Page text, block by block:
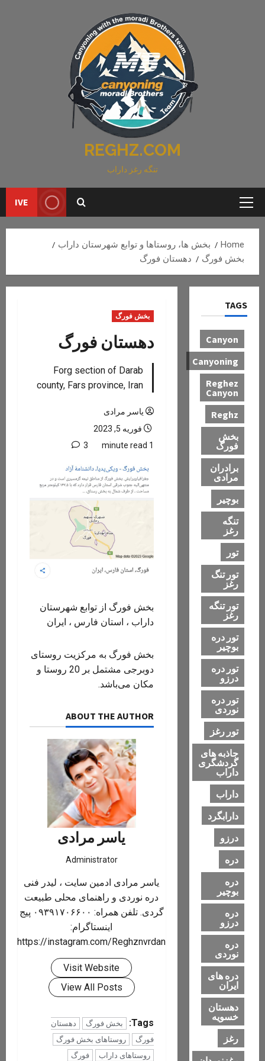
REGHZ.COM
تنگه رغز داراب
Primary
IVE
Home
بخش ها، روستاها و توابع شهرستان داراب
بخش فورگ
دهستان فورگ
بخش فورگ
دهستان فورگ
Forg section of Darab
county, Fars province, Iran
یاسر مرادی
فوریه 5, 2023
1 minute read
3
بخش فورگ از توابع شهرستان
داراب ، استان فارس ، ایران
بخش فورگ به مرکزیت روستای
دوبرجی مشتمل بر 20 روستا و
مکان می‌باشد.
ABOUT THE AUTHOR
یاسر مرادی
Administrator
یاسر مرادی ادمین سایت ، لیدر فنی
دره نوردی و راهنمای محلی طبیعت
گردی. تلفن همراه: ۰۹۳۹۱۷۰۶۶۰۰ پیج
اینستاگرام:
https://instagram.com/Reghznvrdan
Visit Website
View All Posts
Tags: بخش فورگ
دهستان
فورگ
روستاهای بخش فورگ
روستاهای داراب
فورگ
TAGS
Canyon
Canyoning
Reghez
Canyon
Reghz
بخش
فورگ
برادران
مرادی
بوچیر
تنگه
رغز
تور
تور تنگ
رغز
تور تنگه
رغز
تور دره
بوچیر
تور دره
درزو
تور دره
نوردی
تور رغز
جاذبه های
گردشگری
داراب
داراب
دارابگرد
درزو
دره
دره
بوچیر
دره
درزو
دره
نوردی
دره های
ایران
دهستان
خسویه
رغز